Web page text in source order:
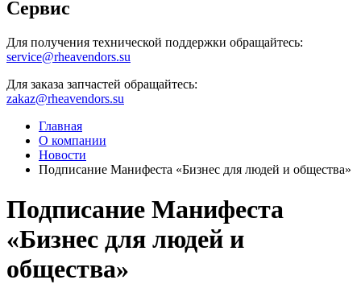
Сервис
Для получения технической поддержки обращайтесь:
service@rheavendors.su
Для заказа запчастей обращайтесь:
zakaz@rheavendors.su
Главная
О компании
Новости
Подписание Манифеста «Бизнес для людей и общества»
Подписание Манифеста
«Бизнес для людей и
общества»